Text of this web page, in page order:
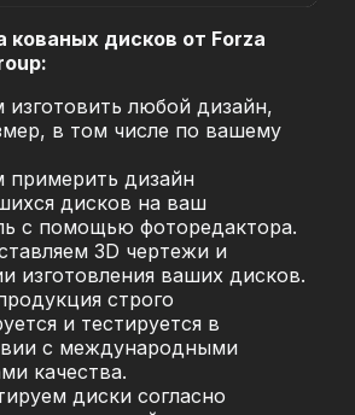
дисков от Forza
любой дизайн,
в том числе по вашему
дизайн
дисков на ваш
с помощью фоторедактора.
3D чертежи и
изготовления ваших дисков.
строго
и тестируется в
с международными
качества.
диски согласно